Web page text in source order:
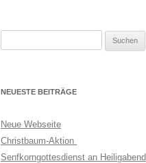
NEUESTE BEITRÄGE
Neue Webseite
Christbaum-Aktion
Senfkorngottesdienst an Heiligabend